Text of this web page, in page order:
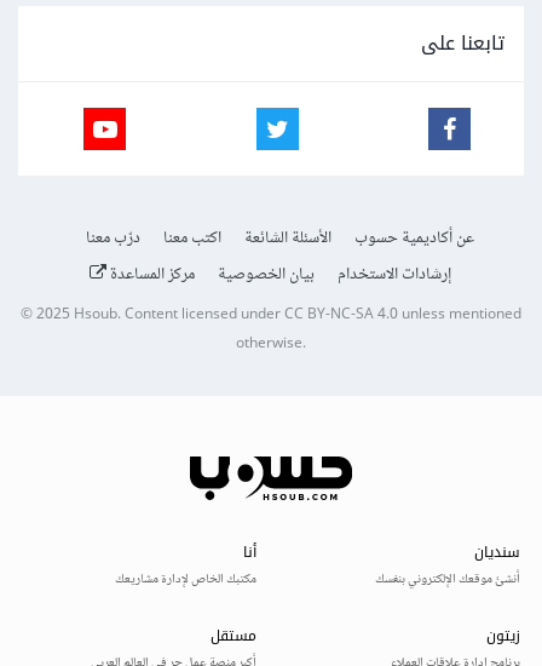
تابعنا على
عن أكاديمية حسوب الأسئلة الشائعة اكتب معنا
درّب معنا
إرشادات الاستخدام
بيان الخصوصية مركز المساعدة
© 2025Hsoub.Content licensed underCC BY-NC-SA 4.0unless mentioned
otherwise.